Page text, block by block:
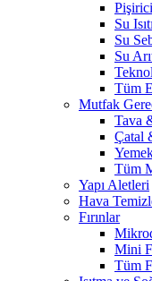
Su
Su
Su
Tüm
Mutfak
Tava
Çatal
Tüm
Yapı Aletleri
Hava
Fırınlar
Mini
Tüm